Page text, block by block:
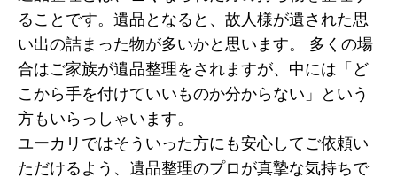
ることです。遺品となると、故人様が遺された思
い出の詰まった物が多いかと思います。 多くの場
合はご家族が遺品整理をされますが、中には「ど
こから手を付けていいものか分からない」という
方もいらっしゃいます。
ユーカリではそういった方にも安心してご依頼い
ただけるよう、遺品整理のプロが真摯な気持ちで